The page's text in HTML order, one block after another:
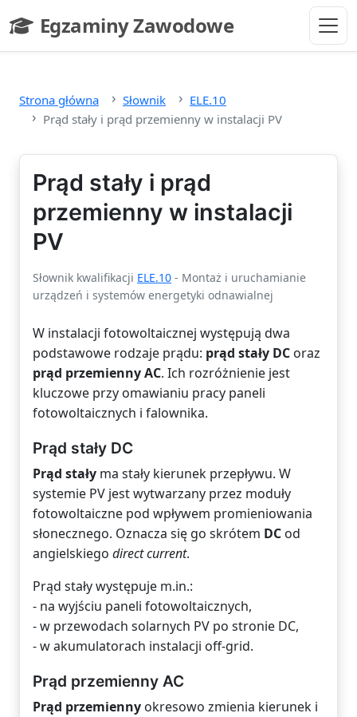
Egzaminy Zawodowe
- strona główna
Strona główna Słownik
ELE.10
Prąd stały i prąd przemienny w instalacji PV
Prąd stały i prąd
przemienny w instalacji
PV
Słownik kwalifikacji ELE.10 - Montaż i uruchamianie
urządzeń i systemów energetyki odnawialnej
W instalacji fotowoltaicznej występują dwa
podstawowe rodzaje prądu: prąd stały DC oraz
prąd przemienny AC. Ich rozróżnienie jest
kluczowe przy omawianiu pracy paneli
fotowoltaicznych i falownika.
Prąd stały DC
Prąd stały ma stały kierunek przepływu. W
systemie PV jest wytwarzany przez moduły
fotowoltaiczne pod wpływem promieniowania
słonecznego. Oznacza się go skrótem DC od
angielskiego direct current.
Prąd stały występuje m.in.:
- na wyjściu paneli fotowoltaicznych,
- w przewodach solarnych PV po stronie DC,
- w akumulatorach instalacji off-grid.
Prąd przemienny AC
Prąd przemienny okresowo zmienia kierunek i